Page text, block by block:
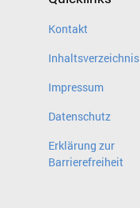
Kontakt
Inhaltsverzeichnis
Impressum
Datenschutz
Erklärung zur
Barrierefreiheit